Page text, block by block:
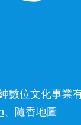
數位文化事業
、隨香地圖